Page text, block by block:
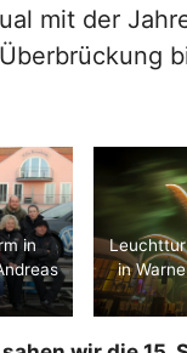
mit der
in
in